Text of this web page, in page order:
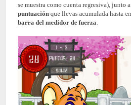
se muestra como cuenta regresiva), junto
puntuación que llevas acumulada hasta
barra del medidor de fuerza